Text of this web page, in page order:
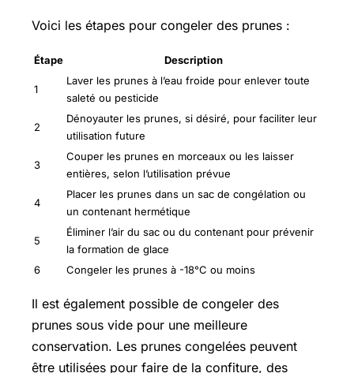
Voici les étapes pour congeler des prunes :
Étape Description
1
Laver les prunes à l’eau froide pour enlever toute
saleté ou pesticide
2
Dénoyauter les prunes, si désiré, pour faciliter leur
utilisation future
3
Couper les prunes en morceaux ou les laisser
entières, selon l’utilisation prévue
4
Placer les prunes dans un sac de congélation ou
un contenant hermétique
5
Éliminer l’air du sac ou du contenant pour prévenir
la formation de glace
6
Congeler les prunes à -18°C ou moins
Il est également possible de congeler des
prunes sous vide pour une meilleure
conservation. Les prunes congelées peuvent
être utilisées pour faire de la confiture, des